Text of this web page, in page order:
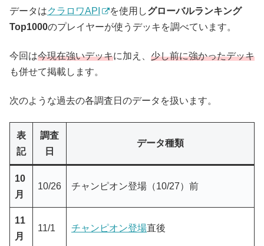
データはクラロワAPI を使用しグローバルランキング
Top1000のプレイヤーが使うデッキを調べています。
今回は今現在強いデッキに加え、 少し前に強かったデッキ
も併せて掲載します。
次のような過去の各調査日のデータを扱います。
表
記
調査
日
データ種類
10
月
10/26 チャンピオン登場（10/27）前
11
月
11/1 チャンピオン登場直後